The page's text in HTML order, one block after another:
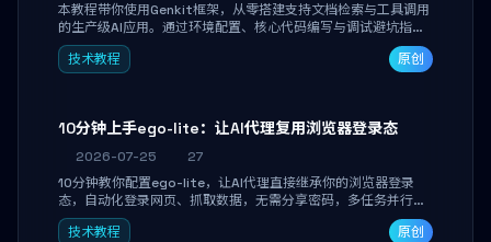
本教程带你使用Genkit框架，从零搭建支持文档检索与工具调用
的生产级AI应用。通过环境配置、核心代码编写与调试避坑指
南，学完即可掌握多模型切换、RAG管道构建及函数调用注册，
独立开发高效AI智能体。
技术教程 原创
10分钟上手ego-lite：让AI代理复用浏览器登录态
2026-07-25
27
10分钟教你配置ego-lite，让AI代理直接继承你的浏览器登录
态，自动化登录网页、抓取数据，无需分享密码，多任务并行不
干扰日常使用。
技术教程
原创